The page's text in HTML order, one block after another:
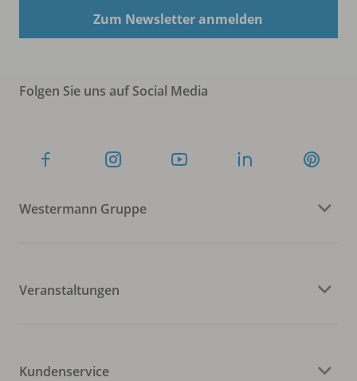
Zum Newsletter anmelden
Folgen Sie uns auf Social Media
Westermann Gruppe
Veranstaltungen
Kundenservice